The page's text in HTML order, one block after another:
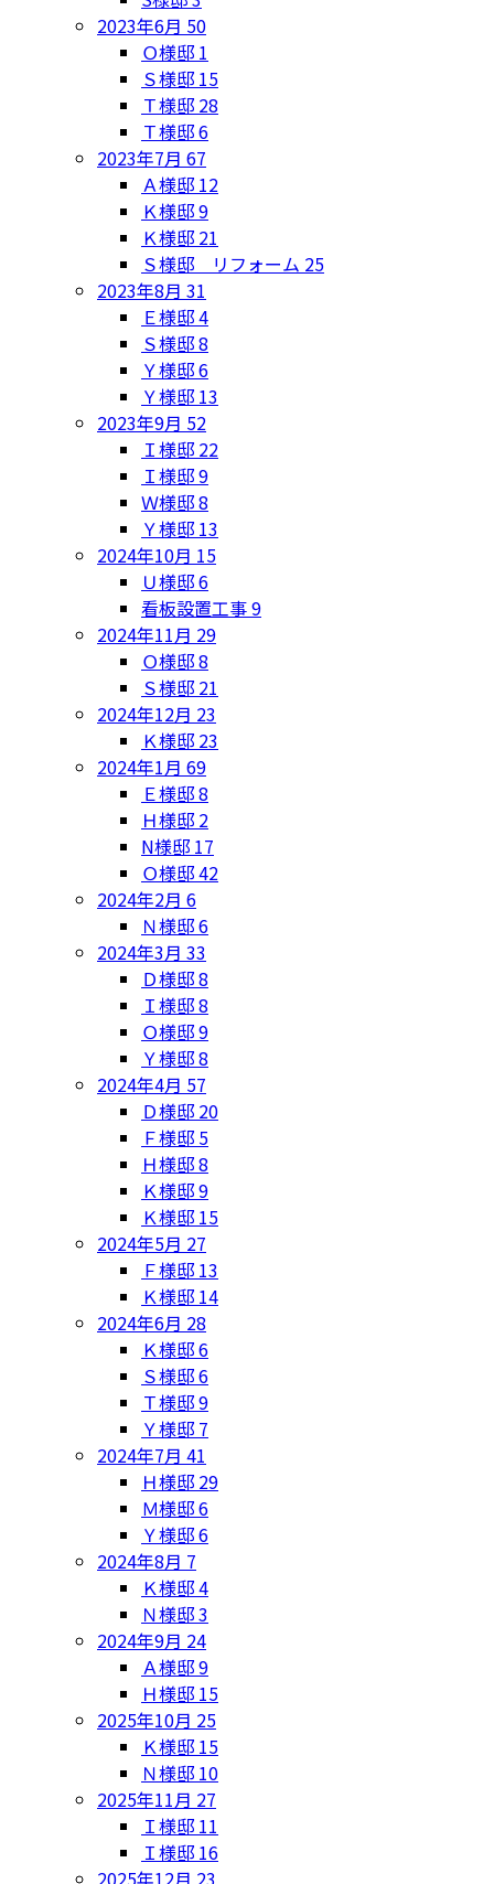
2023年6月 50
Ｏ様邸 1
Ｓ様邸 15
Ｔ様邸 28
Ｔ様邸6
2023年7月 67
Ａ様邸 12
Ｋ様邸9
Ｋ様邸 21
Ｓ様邸 リフォーム 25
2023年8月 31
Ｅ様邸4
Ｓ様邸8
Ｙ様邸6
Ｙ様邸 13
2023年9月 52
Ｉ様邸 22
Ｉ様邸9
Ｗ様邸8
Ｙ様邸 13
2024年10月 15
Ｕ様邸6
看板設置工事9
2024年11月 29
Ｏ様邸8
Ｓ様邸 21
2024年12月 23
Ｋ様邸 23
2024年1月 69
Ｅ様邸8
Ｈ様邸 2
N様邸 17
Ｏ様邸42
2024年2月 6
Ｎ様邸6
2024年3月 33
Ｄ様邸8
Ｉ様邸8
Ｏ様邸9
Ｙ様邸8
2024年4月 57
Ｄ様邸 20
Ｆ様邸 5
Ｈ様邸8
Ｋ様邸9
Ｋ様邸 15
2024年5月 27
Ｆ様邸 13
Ｋ様邸 14
2024年6月 28
Ｋ様邸6
Ｓ様邸6
Ｔ様邸9
Ｙ様邸 7
2024年7月 41
Ｈ様邸 29
Ｍ様邸6
Ｙ様邸6
2024年8月 7
Ｋ様邸4
Ｎ様邸3
2024年9月 24
Ａ様邸9
Ｈ様邸 15
2025年10月 25
Ｋ様邸 15
Ｎ様邸 10
2025年11月 27
Ｉ様邸 11
Ｉ様邸 16